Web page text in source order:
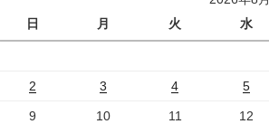
日
月 火 水
2 3 4 5
9 10 11 12